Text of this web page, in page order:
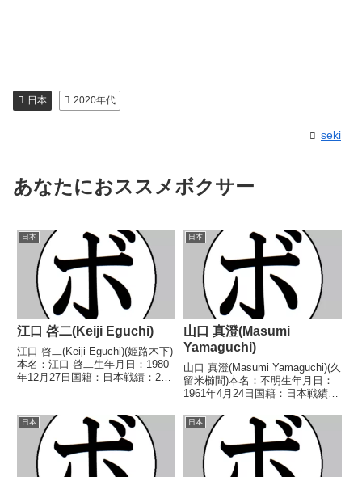
日本 2020年代
seki
あなたにおススメボクサー
日本
江口 啓二(Keiji Eguchi)
江口 啓二(Keiji Eguchi)(姫路木下)
本名：江口 啓二生年月日：1980
年12月27日国籍：日本戦績：22
人王第52代日本ミドル級王座
【戦歴】2003/02/2...
日本
山口 真澄(Masumi
Yamaguchi)
山口 真澄(Masumi Yamaguchi)(久
留米櫛間)本名：不明生年月日：
1961年4月24日国籍：日本戦績：
トル】なし【戦歴】1987/06/27
△4R判定 (採点不明) 岡 博之(筑
豊)1...
日本 日本